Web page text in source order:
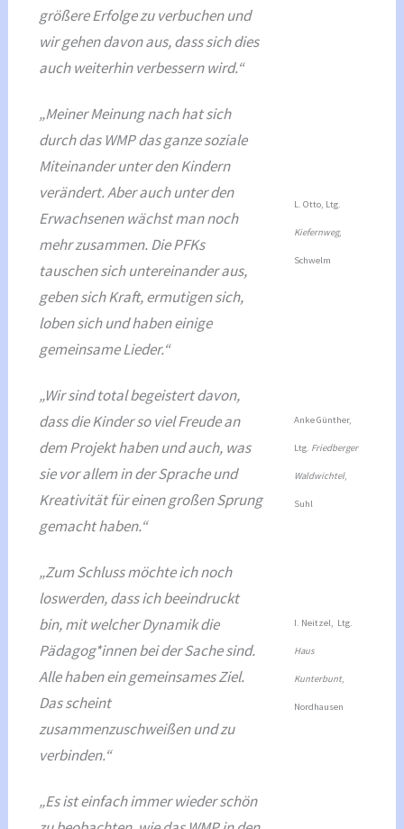
größere Erfolge zu verbuchen und
wir gehen davon aus, dass sich dies
auch weiterhin verbessern wird.“
„Meiner Meinung nach hat sich
durch das WMP das ganze soziale
Miteinander unter den Kindern
verändert. Aber auch unter den
Erwachsenen wächst man noch
mehr zusammen. Die PFKs
tauschen sich untereinander aus,
geben sich Kraft, ermutigen sich,
loben sich und haben einige
gemeinsame Lieder.“
L. Otto, Ltg.
Kiefernweg,
Schwelm
„Wir sind total begeistert davon,
dass die Kinder so viel Freude an
dem Projekt haben und auch, was
sie vor allem in der Sprache und
Kreativität für einen großen Sprung
gemacht haben.“
Anke Günther,
Ltg. Friedberger
Waldwichtel,
Suhl
„Zum Schluss möchte ich noch
loswerden, dass ich beeindruckt
bin, mit welcher Dynamik die
Pädagog*innen bei der Sache sind.
Alle haben ein gemeinsames Ziel.
Das scheint
zusammenzuschweißen und zu
verbinden.“
I. Neitzel, Ltg.
Haus
Kunterbunt,
Nordhausen
„Es ist einfach immer wieder schön